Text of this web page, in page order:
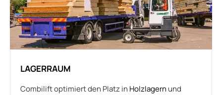
LAGERRAUM
Combilift optimiert den Platz in Holzlagern und